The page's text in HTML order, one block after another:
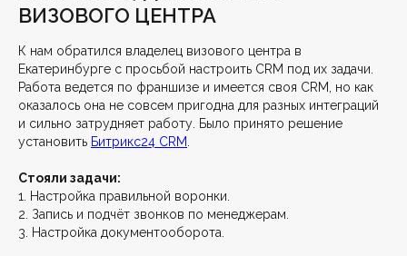
ВИЗОВОГО ЦЕНТРА
К нам обратился владелец визового центра в
Екатеринбурге с просьбой настроить CRM под их задачи.
Работа ведется по франшизе и имеется своя CRM, но как
оказалось она не совсем пригодна для разных интеграций
и сильно затрудняет работу. Было принято решение
установить Битрикс24 CRM
Стояли задачи:
1. Настройка правильной воронки.
2. Запись и подчёт звонков по менеджерам.
3. Настройка документооборота.